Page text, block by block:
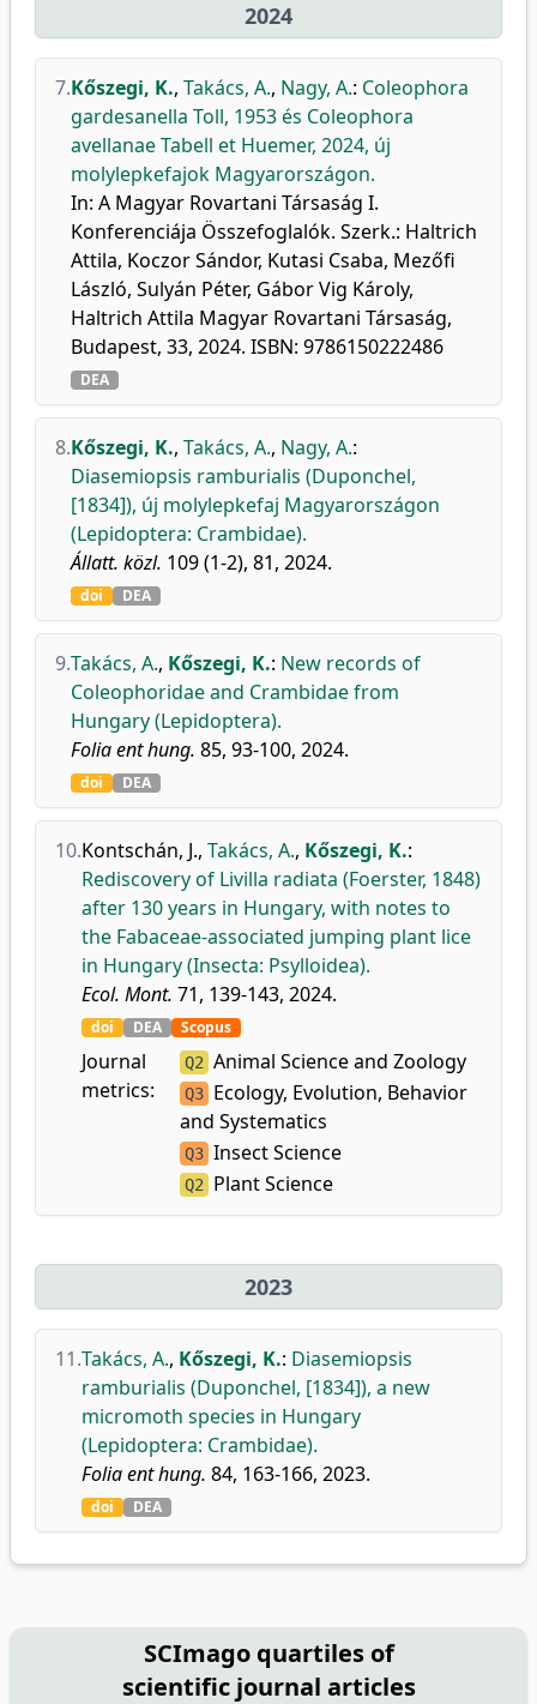
2024
7.Kőszegi, K., Takács, A., Nagy, A.: Coleophora
gardesanella Toll, 1953 és Coleophora
avellanae Tabell et Huemer, 2024, új
molylepkefajok Magyarországon.
In: A Magyar Rovartani Társaság I.
Konferenciája Összefoglalók. Szerk.: Haltrich
Attila, Koczor Sándor, Kutasi Csaba, Mezőfi
László, Sulyán Péter, Gábor Vig Károly,
Haltrich Attila Magyar Rovartani Társaság,
Budapest, 33, 2024. ISBN: 9786150222486
DEA
8.Kőszegi, K., Takács, A., Nagy, A.:
Diasemiopsis ramburialis (Duponchel,
[1834]), új molylepkefaj Magyarországon
(Lepidoptera: Crambidae).
Állatt. közl. 109 (1-2), 81, 2024.
doi DEA
9.Takács, A., Kőszegi, K.: New records of
Coleophoridae and Crambidae from
Hungary (Lepidoptera).
Folia ent hung. 85, 93-100, 2024.
doi DEA
10.Kontschán, J., Takács, A., Kőszegi, K.:
Rediscovery of Livilla radiata (Foerster, 1848)
after 130 years in Hungary, with notes to
the Fabaceae-associated jumping plant lice
in Hungary (Insecta: Psylloidea).
Ecol. Mont. 71, 139-143, 2024.
doi DEA Scopus
Journal
metrics:
Q2 Animal Science and Zoology
Q3 Ecology, Evolution, Behavior
and Systematics
Q3 Insect Science
Q2 Plant Science
2023
11.Takács, A., Kőszegi, K.: Diasemiopsis
ramburialis (Duponchel, [1834]), a new
micromoth species in Hungary
(Lepidoptera: Crambidae).
Folia ent hung. 84, 163-166, 2023.
doi DEA
SCImago quartiles of
scientific journal articles